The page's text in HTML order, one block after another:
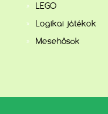
LEGO
Logikai játékok
Mesehősök